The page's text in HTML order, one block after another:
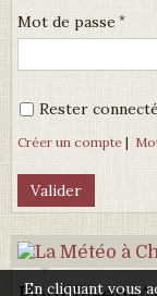
Mot de passe
Rester
Créer un compte |
En cliquant vous